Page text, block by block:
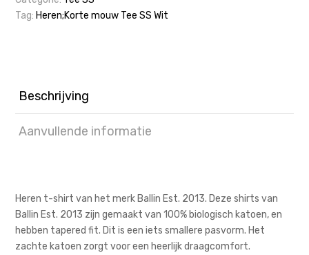
Tag: Heren;Korte mouw Tee SS Wit
Beschrijving
Aanvullende informatie
Heren t-shirt van het merk Ballin Est. 2013. Deze shirts van
Ballin Est. 2013 zijn gemaakt van 100% biologisch katoen, en
hebben tapered fit. Dit is een iets smallere pasvorm. Het
zachte katoen zorgt voor een heerlijk draagcomfort.